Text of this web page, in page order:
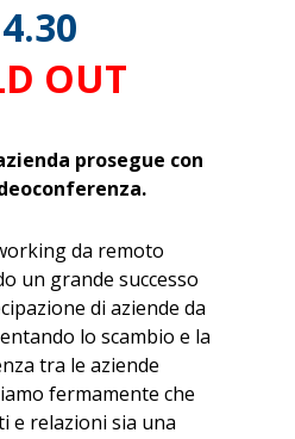
OUT
prosegue con
da remoto
un grande successo
di aziende da
lo scambio e la
tra le aziende
fermamente che
e relazioni sia una